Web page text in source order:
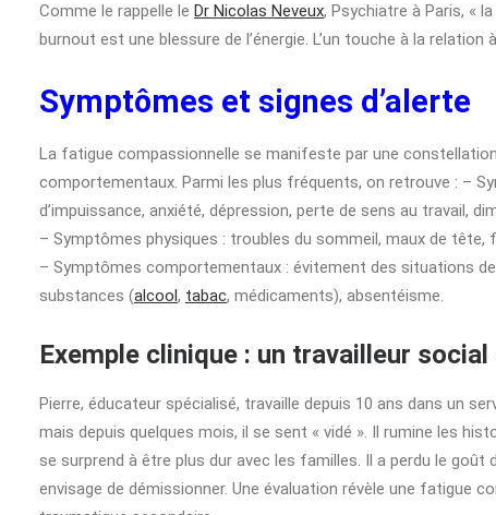
Comme le rappelle le Dr Nicolas Neveux, Psychiatre à Paris, «
burnout est une blessure de l’énergie. L’un touche à la relation
Symptômes et signes d’alerte
La fatigue compassionnelle se manifeste par une
comportementaux. Parmi les plus fréquents, on retrouve : –
d’impuissance, anxiété, dépression, perte de sens au travail,
– Symptômes physiques : troubles du sommeil, maux de
– Symptômes comportementaux : évitement des situations
substances (alcool, tabac, médicaments), absentéisme.
Exemple clinique : un travailleur
Pierre, éducateur spécialisé, travaille depuis 10 ans dans un
mais depuis quelques mois, il se sent « vidé ». Il rumine les
se surprend à être plus dur avec les familles. Il a perdu le goût
envisage de démissionner. Une évaluation révèle une fatigue